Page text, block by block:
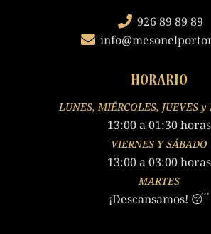
926 89 89 89
HORARIO
LUNES, MIÉRCOLES, JUEVES
13:00 a 01:30 horas
VIERNES Y SÁBADO
13:00 a 03:00 horas
MARTES
¡Descansamos! 😴